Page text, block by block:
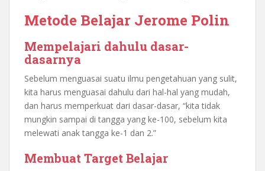
Metode Belajar Jerome Polin
Mempelajari dahulu dasar-
dasarnya
Sebelum menguasai suatu ilmu pengetahuan yang sulit,
kita harus menguasai dahulu dari hal-hal yang mudah,
dan harus memperkuat dari dasar-dasar, “kita tidak
mungkin sampai di tangga yang ke-100, sebelum kita
melewati anak tangga ke-1 dan 2.”
Membuat Target Belajar